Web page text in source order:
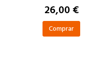
26,00 €
Comprar